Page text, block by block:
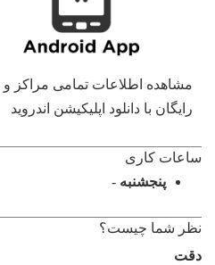
مشاهده اطلاعات تمامی مراکز
رایگان با دانلود اپلیکیشن اندروید
ساعات کاری
پنجشنبه -
نظر شما چیست؟
دقت